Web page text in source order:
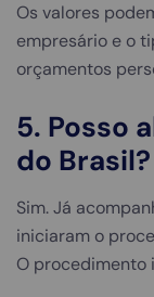
Os valores
empresário e o
orçamentos
5. Posso
do Brasil?
Sim. Já
iniciaram o
O procedimento